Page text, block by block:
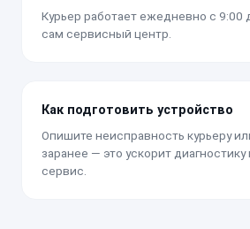
Курьер работает ежедневно с 9:00
сам сервисный центр.
Как подготовить устройство
Опишите неисправность курьеру
заранее — это ускорит
сервис.